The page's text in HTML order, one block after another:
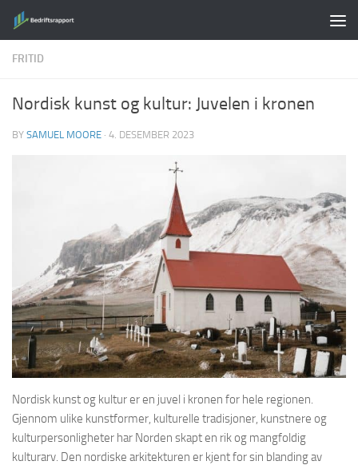
Skip to content
FRITID
Nordisk kunst og kultur: Juvelen i kronen
BY SAMUEL MOORE · 4. DESEMBER 2023
Nordisk kunst og kultur er en juvel i kronen for hele regionen.
Gjennom ulike kunstformer, kulturelle tradisjoner, kunstnere og
kulturpersonligheter har Norden skapt en rik og mangfoldig
kulturarv. Den nordiske arkitekturen er kjent for sin blanding av